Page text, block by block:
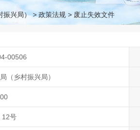
振兴局）> 政策法规 > 废止失效文件
00506
（乡村振兴局）
12号